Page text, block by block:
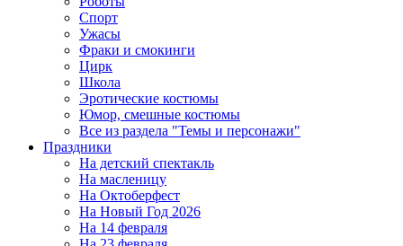
Спорт
Ужасы
Фраки и смокинги
Цирк
Школа
Эротические костюмы
Юмор, смешные костюмы
Все из раздела "Темы и персонажи"
Праздники
На детский спектакль
На масленицу
На Октоберфест
На Новый Год 2026
На 14 февраля